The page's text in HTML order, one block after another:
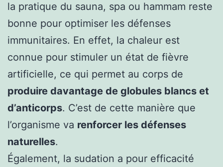
la pratique du sauna, spa ou hammam reste
bonne pour optimiser les défenses
immunitaires. En effet, la chaleur est
connue pour stimuler un état de fièvre
artificielle, ce qui permet au corps de
produire davantage de globules blancs et
d’anticorps. C’est de cette manière que
l’organisme va renforcer les défenses
naturelles.
Également, la sudation a pour efficacité